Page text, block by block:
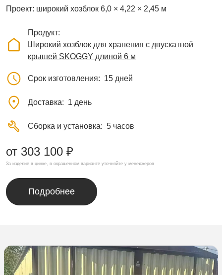
Проект: широкий хозблок 6,0 × 4,22 × 2,45 м
Продукт
Широкий хозблок для хранения с двускатной
крышей SKOGGY длиной 6 м
Срок изготовления 15 дней
Доставка 1 день
Сборка и установка 5 часов
от 303 100 ₽
За изделие в цинке, в окрашенном варианте уточняйте у менеджеров
Подробнее